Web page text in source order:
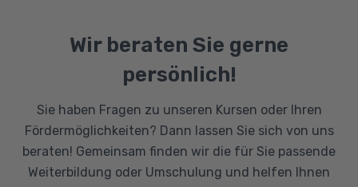
Wir beraten Sie gerne
persönlich!
Sie haben Fragen zu unseren Kursen oder Ihren
Fördermöglichkeiten? Dann lassen Sie sich von uns
beraten! Gemeinsam finden wir die für Sie passende
Weiterbildung oder Umschulung und helfen Ihnen